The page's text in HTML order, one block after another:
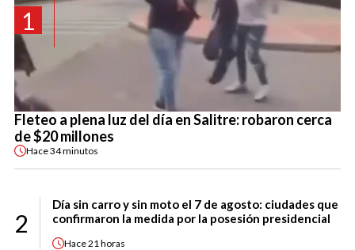
1
Fleteo a plena luz del día en Salitre: robaron cerca
de $20 millones
Hace34 minutos
2
Día sin carro y sin moto el 7 de agosto: ciudades que
confirmaron la medida por la posesión presidencial
Hace21 horas